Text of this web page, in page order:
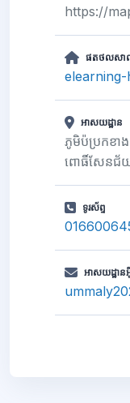
https://
ផតថលសា
អាសយដ្ឋាន
ភូមិប៉ប្រកខា
ពោធិ៍សែនជ័យ
ទូរស័ព្ទ
អាសយដ្ឋា